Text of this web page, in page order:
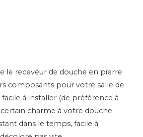
le receveur de douche en pierre
composants pour votre salle de
facile à installer (de préférence à
charme à votre douche.
dans le temps, facile à